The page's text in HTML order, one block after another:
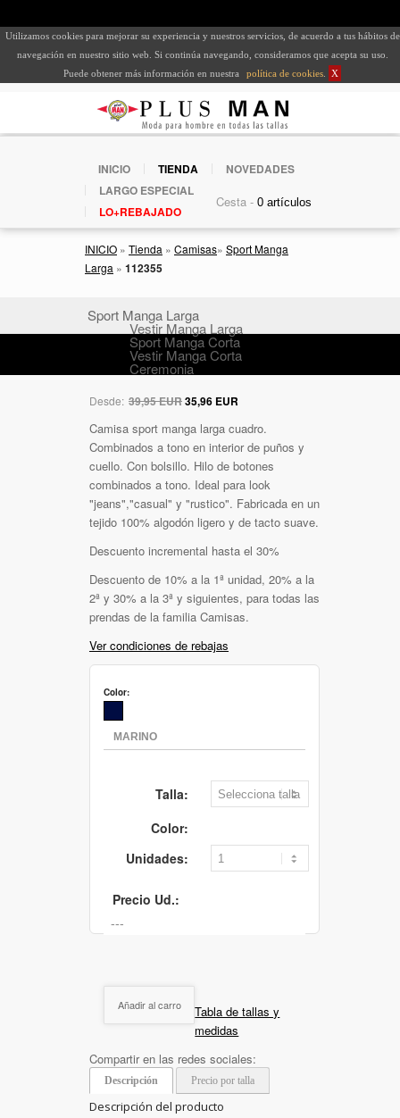
Utilizamos cookies para mejorar su experiencia y nuestros servicios, de acuerdo a tus hábitos de
navegación en nuestro sitio web. Si continúa navegando, consideramos que acepta su uso.
Puede obtener más información en nuestra
política de cookies X
INICIO TIENDA
NOVEDADES
LARGO ESPECIAL
LO+REBAJADO
Cesta -
INICIO » Tienda » Camisas» Sport Manga
Larga » 112355
Sport Manga Larga
Vestir Manga Larga
Sport Manga Corta
Vestir Manga Corta
Ceremonia
Desde: 39,95 EUR35,96 EUR
Camisa sport manga larga cuadro.
Combinados a tono en interior de puños y
cuello. Con bolsillo. Hilo de botones
combinados a tono. Ideal para look
"jeans","casual" y "rustico". Fabricada en un
tejido 100% algodón ligero y de tacto suave.
Descuento incremental hasta el 30%
Descuento de 10% a la 1ª unidad, 20% a la
2ª y 30% a la 3ª y siguientes, para todas las
prendas de la familia Camisas.
Ver condiciones de rebajas
Color:
Talla:
Color:
Unidades:
Precio Ud.:
Añadir al carro
Tabla de tallas y
medidas
Compartir en las redes sociales:
Descripción Precio por talla
Descripción del producto